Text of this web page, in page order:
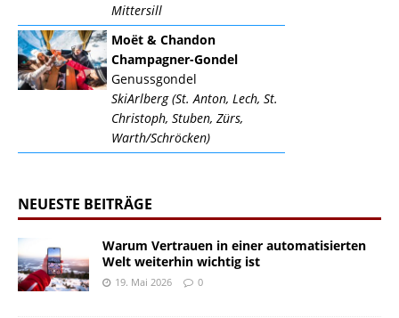
Mittersill
Moët & Chandon
Champagner-Gondel
Genussgondel
SkiArlberg (St. Anton, Lech, St.
Christoph, Stuben, Zürs,
Warth/Schröcken)
NEUESTE BEITRÄGE
Warum Vertrauen in einer automatisierten
Welt weiterhin wichtig ist
19. Mai 2026 0